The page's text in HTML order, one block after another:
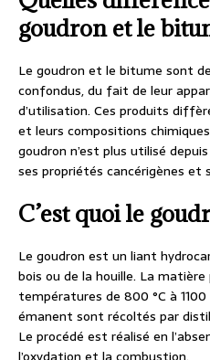
goudron et le
Le goudron et le bitume sont
confondus, du fait de leur
d’utilisation. Ces produits
et leurs compositions
goudron n’est plus utilisé
ses propriétés cancérigènes et
C’est quoi le
Le goudron est un liant
bois ou de la houille. La
températures de 800 °C à 1100
émanent sont récoltés par
Le procédé est réalisé en